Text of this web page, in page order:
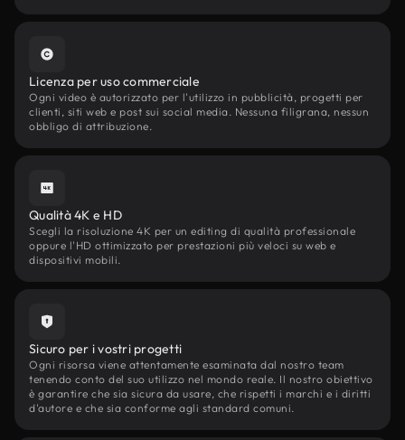
Licenza per uso commerciale
Ogni video è autorizzato per l'utilizzo in pubblicità, progetti per
clienti, siti web e post sui social media. Nessuna filigrana, nessun
obbligo di attribuzione.
Qualità 4K e HD
Scegli la risoluzione 4K per un editing di qualità professionale
oppure l'HD ottimizzato per prestazioni più veloci su web e
dispositivi mobili.
Sicuro per i vostri progetti
Ogni risorsa viene attentamente esaminata dal nostro team
tenendo conto del suo utilizzo nel mondo reale. Il nostro obiettivo
è garantire che sia sicura da usare, che rispetti i marchi e i diritti
d'autore e che sia conforme agli standard comuni.